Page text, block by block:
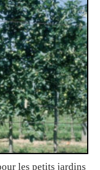
les petits jardins